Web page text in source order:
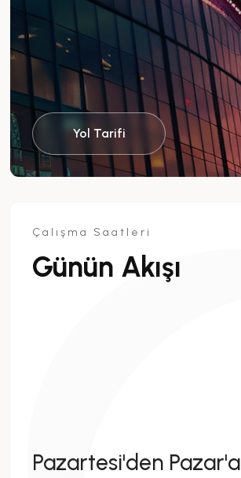
Yol Tarifi
Çalışma Saatleri
Günün Akışı
Pazartesi'den Pazar'a